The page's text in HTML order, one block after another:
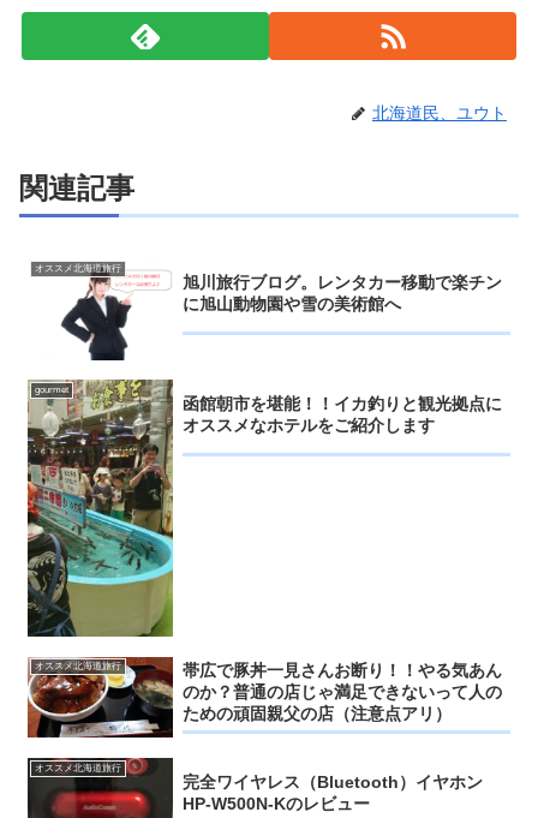
北海道民、ユウト
関連記事
オススメ北海道旅行
旭川旅行ブログ。レンタカー移動で楽チン
に旭山動物園や雪の美術館へ
gourmet
函館朝市を堪能！！イカ釣りと観光拠点に
オススメなホテルをご紹介します
オススメ北海道旅行
帯広で豚丼一見さんお断り！！やる気あん
のか？普通の店じゃ満足できないって人の
ための頑固親父の店（注意点アリ）
オススメ北海道旅行
完全ワイヤレス（Bluetooth）イヤホン
HP-W500N-Kのレビュー